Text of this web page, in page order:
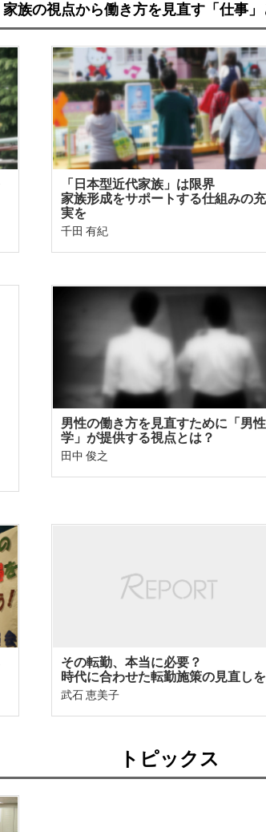
家族の視点から働き方を見直す「仕事」
「日本型近代家族」は限界
家族形成をサポートする仕組みの充
実を
千田 有紀
男性の働き方を見直すために「男性
学」が提供する視点とは？
田中 俊之
その転勤、本当に必要？
時代に合わせた転勤施策の見直しを
武石 恵美子
トピックス